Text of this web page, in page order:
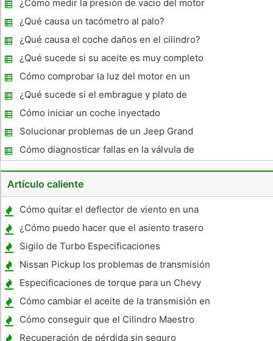
¿Cómo medir la presión de vacío del motor
¿Qué causa un tacómetro al palo?
¿Qué causa el coche daños en el cilindro?
¿Qué sucede si su aceite es muy completo
en su coche?
Cómo comprobar la luz del motor en un
2005 Chrysler 3.8
¿Qué sucede si el embrague y plato de
presión no están alineados
Cómo iniciar un coche inyectado
combustible con una batería muerta
Solucionar problemas de un Jeep Grand
Cherokee
Cómo diagnosticar fallas en la válvula de
freno de dosificación
Artículo caliente
Cómo quitar el deflector de viento en una
Road King Custom
¿Cómo puedo hacer que el asiento trasero
de un taxi extendido Ford más cómodo?
Sigilo de Turbo Especificaciones
Nissan Pickup los problemas de transmisión
Especificaciones de torque para un Chevy
4.3L
Cómo cambiar el aceite de la transmisión en
un Jeep Wrangler 1990
Cómo conseguir que el Cilindro Maestro
Firewall en un Ford F-150
Recuperación de pérdida sin seguro